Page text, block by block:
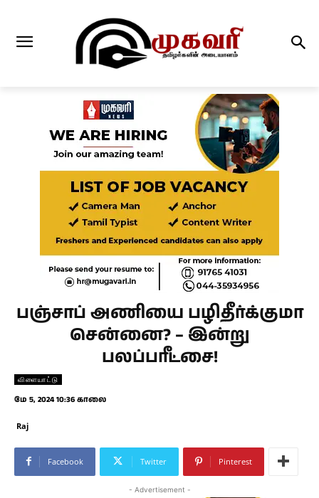
பஞ்சாப் அணியை பழிதீர்க்குமா
சென்னை? – இன்று
பலப்பரீட்சை!
விளையாட்டு
மே 5, 2024 10:36 காலை
Raj
Facebook Twitter Pinterest
- Advertisement -